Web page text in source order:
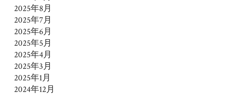
2025年8月
2025年7月
2025年6月
2025年5月
2025年4月
2025年3月
2025年1月
2024年12月